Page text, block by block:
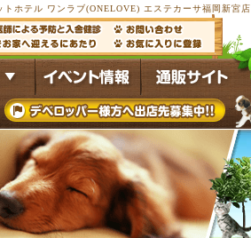
トホテル ワンラブ(ONELOVE) エステカーサ福岡新宮店